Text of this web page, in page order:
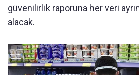
güvenilirlik raporuna her veri
alacak.